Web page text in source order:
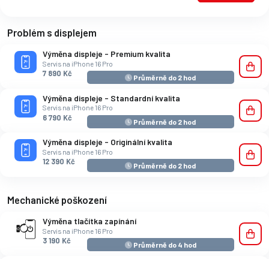
Problém s displejem
Výměna displeje - Premium kvalita
Servis na iPhone 16 Pro
7 890 Kč
Průměrně do 2 hod
Výměna displeje - Standardní kvalita
Servis na iPhone 16 Pro
6 790 Kč
Průměrně do 2 hod
Výměna displeje - Originální kvalita
Servis na iPhone 16 Pro
12 390 Kč
Průměrně do 2 hod
Mechanické poškození
Výměna tlačítka zapínání
Servis na iPhone 16 Pro
3 190 Kč
Průměrně do 4 hod